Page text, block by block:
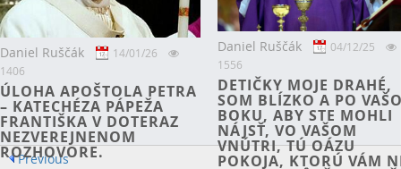
Daniel Ruščák
14/01/26
1406
ÚLOHA APOŠTOLA PETRA
– KATECHÉZA PÁPEŽA
FRANTIŠKA V DOTERAZ
NEZVEREJNENOM
ROZHOVORE.
Daniel Ruščák
04/12/25
1556
DETIČKY MOJE DRAHÉ,
SOM BLÍZKO A PO
BOKU, ABY STE MOHLI
NÁJSŤ, VO VAŠOM
VNÚTRI, TÚ OÁZU
POKOJA, KTORÚ VÁM
Previous